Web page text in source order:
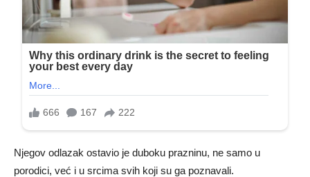
Njegov odlazak ostavio je duboku prazninu, ne samo u
porodici, već i u srcima svih koji su ga poznavali.